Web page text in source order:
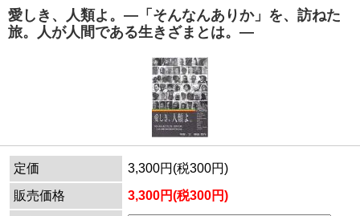
愛しき、人類よ。―「そんなんありか」を、訪ねた
旅。人が人間である生きざまとは。―
定価
3,300円(税300円)
販売価格
3,300円(税300円)